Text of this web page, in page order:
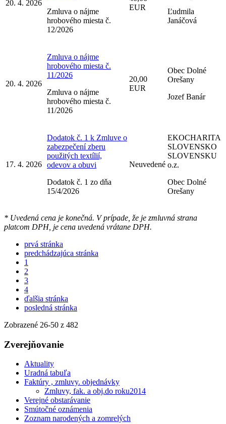
20. 4. 2026
Zmluva o nájme
hrobového miesta č.
12/2026
EUR
Ľudmila
Janáčová
20. 4. 2026
Zmluva o nájme
hrobového miesta č.
11/2026
Zmluva o nájme
hrobového miesta č.
11/2026
20,00
EUR
Obec Dolné
Orešany
Jozef Banár
17. 4. 2026
Dodatok č. 1 k Zmluve o
zabezpečení zberu
použitých textílií,
odevov a obuvi
Dodatok č. 1 zo dňa
15/4/2026
Neuvedené
EKOCHARITA
SLOVENSKO
SLOVENSKU
o.z.
Obec Dolné
Orešany
* Uvedená cena je konečná. V prípade, že je zmluvná strana
platcom DPH, je cena uvedená vrátane DPH.
prvá stránka
predchádzajúca stránka
1
2
3
4
ďalšia stránka
posledná stránka
Zobrazené 26-50 z 482
Zverejňovanie
Aktuality
Uradná tabuľa
Faktúry , zmluvy. objednávky
Zmluvy, fak. a obj.do roku2014
Verejné obstarávanie
Smútočné oznámenia
Zoznam narodených a zomrelých